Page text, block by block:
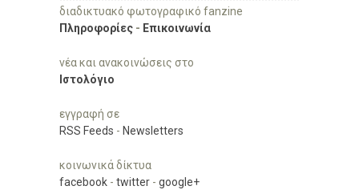
διαδικτυακό φωτογραφικό fanzine
Πληροφορίες - Επικοινωνία
νέα και ανακοινώσεις στο
Ιστολόγιο
εγγραφή σε
RSS Feeds - Newsletters
κοινωνικά δίκτυα
facebook - twitter - google+